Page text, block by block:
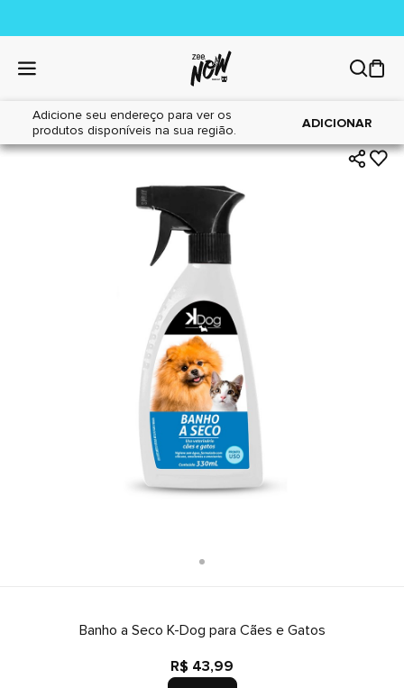
Adicione seu endereço para ver os
produtos disponíveis na sua região.
ADICIONAR
Home|Cães|Higiene
Banho a Seco K-Dog para Cães e Gatos
R$ 43,99